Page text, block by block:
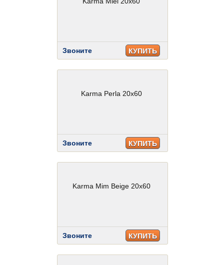
Звоните КУПИТЬ
Karma Perla 20x60
Звоните КУПИТЬ
Karma Mim Beige 20x60
Звоните КУПИТЬ